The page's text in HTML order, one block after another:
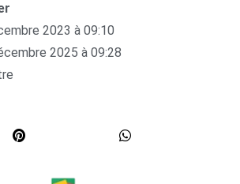
2023 à 09:10
2025 à 09:28